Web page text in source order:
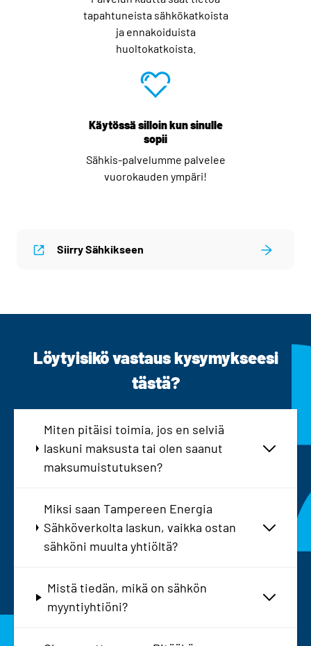
tapahtuneista sähkökatkoista
ja ennakoiduista
huoltokatkoista.
Käytössä silloin kun sinulle
sopii
Sähkis-palvelumme palvelee
vuorokauden ympäri!
Siirry Sähkikseen
Löytyisikö vastaus kysymykseesi
tästä?
Miten pitäisi toimia, jos en selviä
laskuni maksusta tai olen saanut
maksumuistutuksen?
Miksi saan Tampereen Energia
Sähköverkolta laskun, vaikka ostan
sähköni muulta yhtiöltä?
Mistä tiedän, mikä on sähkön
myyntiyhtiöni?